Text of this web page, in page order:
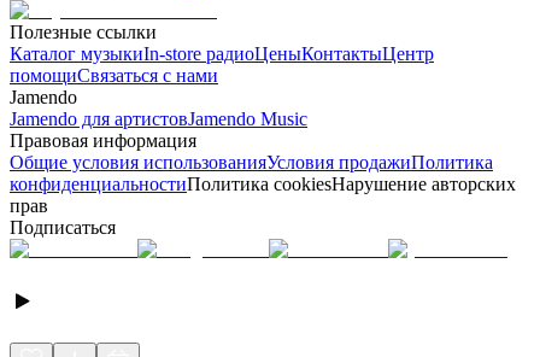
Полезные ссылки
Каталог музыкиIn-store радиоЦеныКонтактыЦентр
помощиСвязаться с нами
Jamendo
Jamendo для артистовJamendo Music
Правовая информация
Общие условия использованияУсловия продажиПолитика
конфиденциальностиПолитика cookiesНарушение авторских
прав
Подписаться